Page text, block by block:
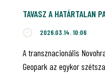
TAVASZ A HATÁRTALAN
2026.03.14. 10:06
A transznacionális
Geopark az egykor